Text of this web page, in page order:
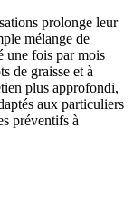
prolonge leur
mélange de
une fois par mois
de graisse et à
plus approfondi,
aux particuliers
préventifs à